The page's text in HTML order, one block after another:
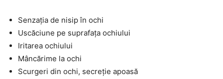
Senzația de nisip în ochi
Uscăciune pe suprafața ochiului
Iritarea ochiului
Mâncărime la ochi
Scurgeri din ochi, secreție apoasă